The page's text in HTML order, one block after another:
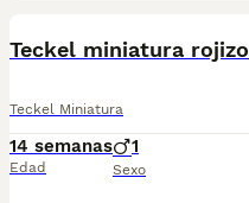
Teckel miniatura rojizo
Teckel Miniatura
14 semanas
Edad
1
Sexo